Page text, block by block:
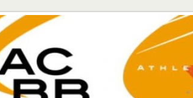
de Table
Boulogne